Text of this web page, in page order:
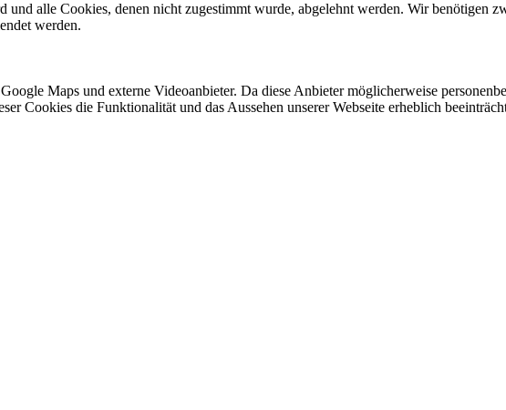
alle Cookies, denen nicht zugestimmt wurde, abgelehnt werden. Wir benötigen
werden.
Maps und externe Videoanbieter. Da diese Anbieter möglicherweise
Cookies die Funktionalität und das Aussehen unserer Webseite erheblich